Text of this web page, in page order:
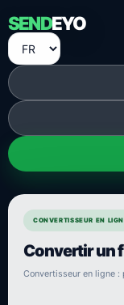
SENDEYO
CONVERTISSEUR EN
Convertir un
Convertisseur en ligne